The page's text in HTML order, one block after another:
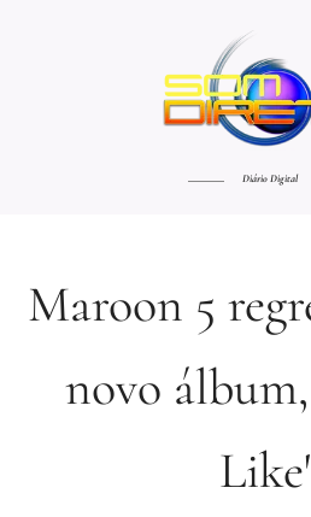
Diário Digital
Maroon 5
novo